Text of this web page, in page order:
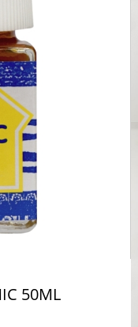
50ML